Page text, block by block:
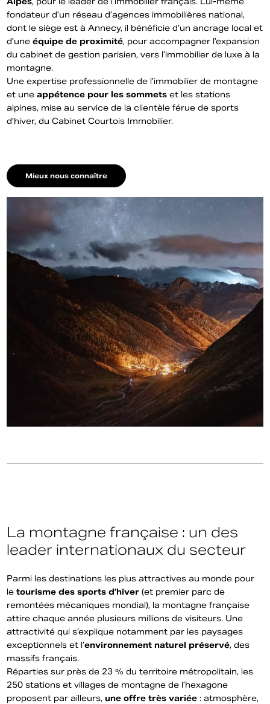
fondateur d’un réseau d’agences immobilières national,
dont le siège est à Annecy, il bénéficie d’un ancrage local et
d’uneéquipe de proximité, pour accompagner l’expansion
du cabinet de gestion parisien, vers l’immobilier de luxe à la
montagne.
Une expertise professionnelle de l’immobilier de montagne
et uneappétence pour les sommets et les stations
alpines, mise au service de la clientèle férue de sports
d’hiver, du Cabinet Courtois Immobilier.
Mieux nous connaître
La montagne française : un des
leader internationaux du secteur
Parmi les destinations les plus attractives au monde pour
letourisme des sports d’hiver (et premier parc de
remontées mécaniques mondial), la montagne française
attire chaque année plusieurs millions de visiteurs. Une
attractivité qui s’explique notamment par les paysages
exceptionnels et l’environnement naturel préservé, des
massifs français.
Réparties sur près de 23 % du territoire métropolitain, les
250 stations et villages de montagne de l’hexagone
proposent par ailleurs,une offre très variée : atmosphère,